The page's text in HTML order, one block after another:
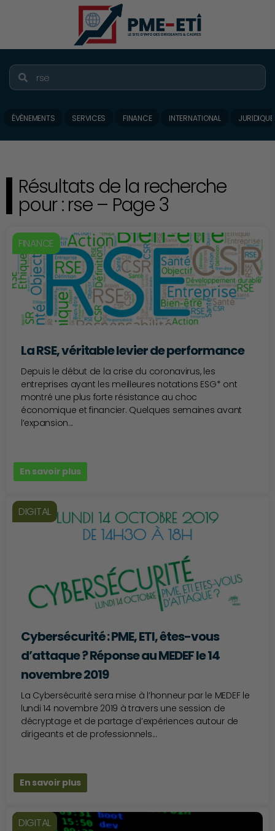
ÉVÈNEMENTS SERVICES FINANCE INTERNATIONAL JURIDIQUE
Résultats de la recherche
pour : rse – Page 3
FINANCE
La RSE, véritable levier de performance
Depuis le début de la crise du coronavirus, les
entreprises ayant les meilleures notations ESG* ont
montré une plus forte résistance au choc
économique et financier. Quelques semaines avant
l’expansion...
En savoir plus
DIGITAL
Cybersécurité : PME, ETI, êtes-vous
d’attaque ? Réponse au MEDEF le 14
novembre 2019
La Cybersécurité sera mise à l’honneur par le MEDEF le
lundi 14 novembre 2019 à travers une session de
décryptage et de partage d’expériences autour de
dirigeants et de professionnels...
En savoir plus
DIGITAL